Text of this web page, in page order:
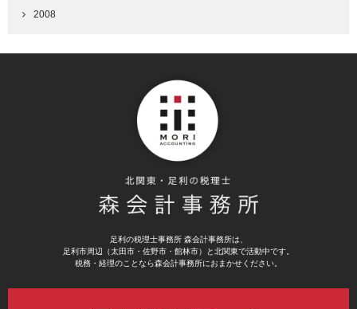
2008
足利の税理士事務所 森会計事務所は、
足利市周辺（太田市・佐野市・館林市）と北関東で活動中です。
税務・経理のことなら森会計事務所におまかせください。